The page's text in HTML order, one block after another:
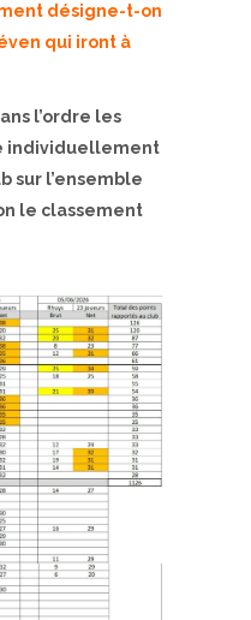
désigne-t-on
qui iront à
l’ordre les
individuellement
sur l’ensemble
le classement